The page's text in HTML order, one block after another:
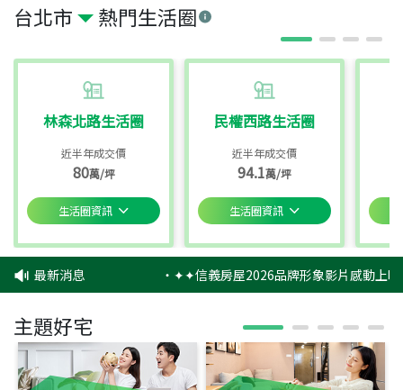
台北市 熱門生活圈
林森北路生活圈
近半年成交價
80萬/坪
生活圈資訊
民權西路生活圈
近半年成交價
94.1萬/坪
生活圈資訊
最新消息 ‧✦✦信義房屋2026品牌形象影片感動上映
主題好宅